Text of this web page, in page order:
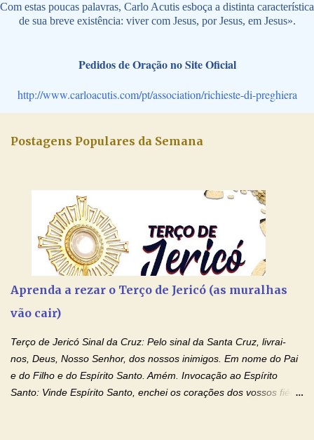
Com estas poucas palavras, Carlo Acutis esboça a distinta característica
de sua breve existência: viver com Jesus, por Jesus, em Jesus».
Pedidos de Oração no Site Oficial
http://www.carloacutis.com/pt/association/richieste-di-preghiera
Postagens Populares da Semana
Aprenda a rezar o Terço de Jericó (as muralhas
vão cair)
Terço de Jericó Sinal da Cruz: Pelo sinal da Santa Cruz, livrai-
nos, Deus, Nosso Senhor, dos nossos inimigos. Em nome do Pai
e do Filho e do Espírito Santo. Amém. Invocação ao Espírito
Santo: Vinde Espírito Santo, enchei os corações dos vossos fiéis